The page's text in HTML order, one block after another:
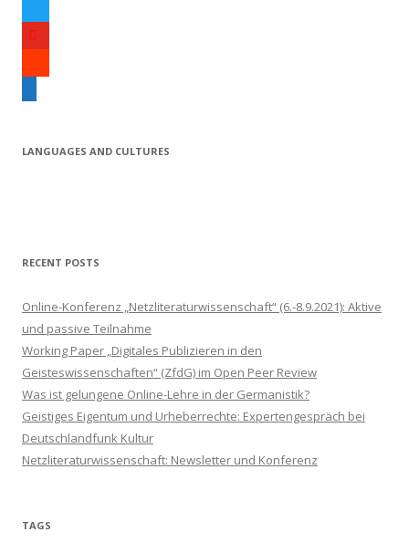
w
io
u
o
u
d
m
iLANGUAGES AND CULTURES
RECENT POSTS
Online-Konferenz „Netzliteraturwissenschaft“ (6.-8.9.2021): Aktive
und passive Teilnahme
Working Paper „Digitales Publizieren in den
Geisteswissenschaften“ (ZfdG) im Open Peer Review
Was ist gelungene Online-Lehre in der Germanistik?
Geistiges Eigentum und Urheberrechte: Expertengespräch bei
Deutschlandfunk Kultur
Netzliteraturwissenschaft: Newsletter und Konferenz
TAGS